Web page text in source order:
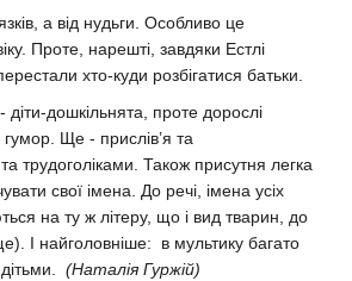
а від нудьги. Особливо це
Проте, нарешті, завдяки Естлі
хто-куди розбігатися батьки.
дошкільнята, проте дорослі
гумор. Ще - прислів’я та
трудоголіками. Також присутня легка
свої імена. До речі, імена усіх
на ту ж літеру, що і вид тварин, до
І найголовніше: в мультику багато
(Наталія Гуржій)